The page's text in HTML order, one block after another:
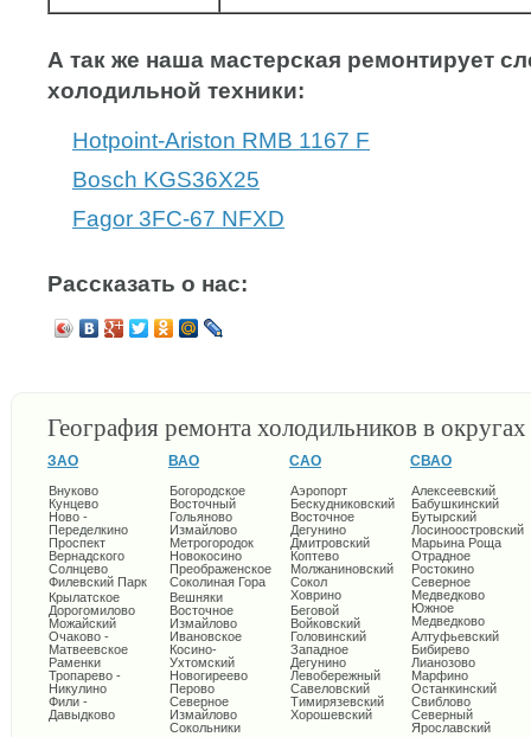
А так же наша мастерская ремонтирует
холодильной техники:
Hotpoint-Ariston RMB 1167 F
Bosch KGS36X25
Fagor 3FC-67 NFXD
Рассказать о нас:
География ремонта холодильников в
ЗАО
Внуково
Кунцево
Ново -
Переделкино
Проспект
Вернадского
Солнцево
Филевский Парк
Крылатское
Дорогомилово
Можайский
Очаково -
Матвеевское
Раменки
Тропарево -
Никулино
Фили -
Давыдково
ВАО
Богородское
Восточный
Гольяново
Измайлово
Метрогородок
Новокосино
Преображенское
Соколиная Гора
Вешняки
Восточное
Измайлово
Ивановское
Косино-
Ухтомский
Новогиреево
Перово
Северное
Измайлово
Сокольники
САО
Аэропорт
Бескудниковский
Восточное
Дегунино
Дмитровский
Коптево
Молжаниновский
Сокол
Ховрино
Беговой
Войковский
Головинский
Западное
Дегунино
Левобережный
Савеловский
Тимирязевский
Хорошевский
СВАО
Алексеевский
Бабушкинский
Бутырский
Лосиноостровский
Марьина Роща
Отрадное
Ростокино
Северное
Медведково
Южное
Медведково
Алтуфьевский
Бибирево
Лианозово
Марфино
Останкинский
Свиблово
Северный
Ярославский